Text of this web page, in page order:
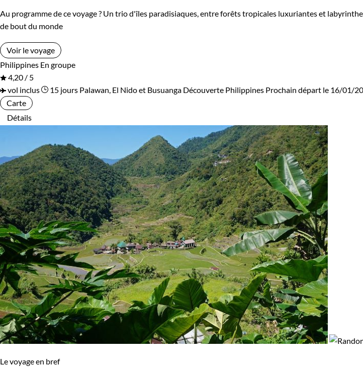
Au programme de ce voyage ? Un trio d'îles paradisiaques, entre forêts tropicales luxuriantes et
de bout du monde
Voir le voyage
Philippines En groupe
4,20 / 5
vol inclus
15 jours Palawan, El Nido et Busuanga Découverte Philippines Prochain départ le 16/01/
Carte
Détails
Le voyage en bref